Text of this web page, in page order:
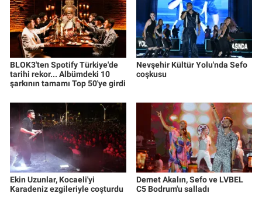
BLOK3'ten Spotify Türkiye'de
tarihi rekor... Albümdeki 10
şarkının tamamı Top 50'ye girdi
Nevşehir Kültür Yolu'nda Sefo
coşkusu
Ekin Uzunlar, Kocaeli'yi
Karadeniz ezgileriyle coşturdu
Demet Akalın, Sefo ve LVBEL
C5 Bodrum'u salladı